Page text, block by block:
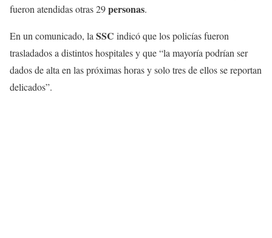
fueron atendidas otras 29personas.
En un comunicado, laSSC indicó que los policías fueron
trasladados a distintos hospitales y que “la mayoría podrían ser
dados de alta en las próximas horas y solo tres de ellos se reportan
delicados”.